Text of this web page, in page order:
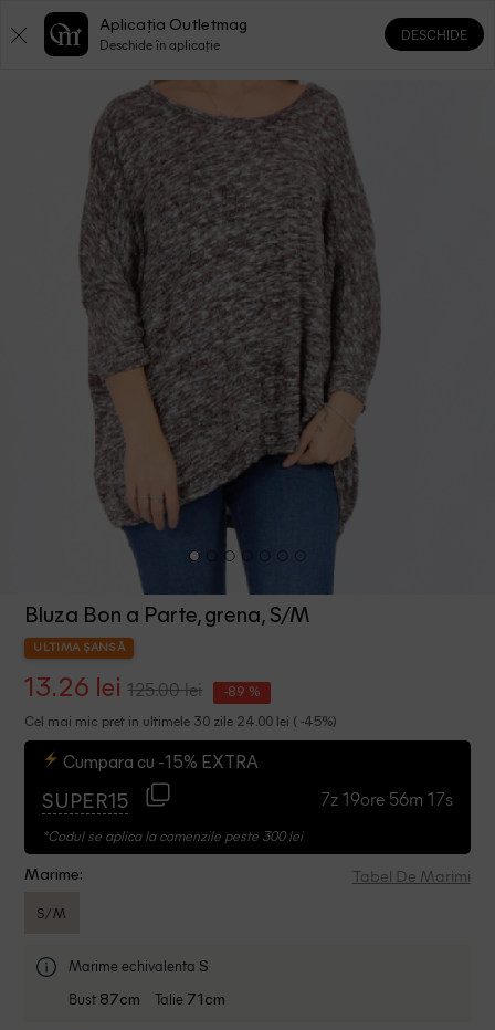
0 0
Bluza Bon a Parte, grena, S/M
ULTIMA ȘANSĂ
13.26 lei 125.00 lei -89 %
Cel mai mic pret in ultimele 30 zile 24.00 lei ( -45%)
Cumpara cu -15% EXTRA
SUPER15 7z 19ore 56m 16s
*Codul se aplica la comenzile peste 300 lei
Marime: Tabel De Marimi
S/M
Marime echivalenta S
Bust 87cm Talie 71cm
Aplicația Outletmag
Deschide în aplicație
DESCHIDE